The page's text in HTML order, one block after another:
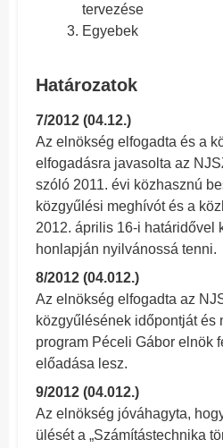
tervezése
Egyebek
Határozatok
7/2012 (04.12.)
Az elnökség elfogadta és a
elfogadásra javasolta az
szóló 2011. évi közhasznú
közgyűlési meghívót és a
2012. április 16-i határidővel
honlapján nyilvánossá tenni.
8/2012 (04.012.)
Az elnökség elfogadta az
közgyűlésének időpontját és
program Péceli Gábor elnök
előadása lesz.
9/2012 (04.012.)
Az elnökség jóváhagyta,
ülését a „Számítástechnika